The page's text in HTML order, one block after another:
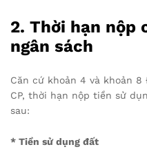
2. Thời hạn nộp
ngân sách
Căn cứ khoản 4 và khoản
CP, thời hạn nộp tiền sử
sau:
* Tiền sử dụng đất